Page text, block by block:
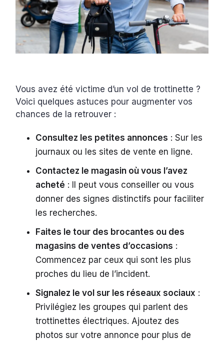
Vous avez été victime d’un vol de trottinette ?
Voici quelques astuces pour augmenter vos
chances de la retrouver :
Consultez les petites annonces : Sur les
journaux ou les sites de vente en ligne.
Contactez le magasin où vous l’avez
acheté : Il peut vous conseiller ou vous
donner des signes distinctifs pour faciliter
les recherches.
Faites le tour des brocantes ou des
magasins de ventes d’occasions :
Commencez par ceux qui sont les plus
proches du lieu de l’incident.
Signalez le vol sur les réseaux sociaux :
Privilégiez les groupes qui parlent des
trottinettes électriques. Ajoutez des
photos sur votre annonce pour plus de